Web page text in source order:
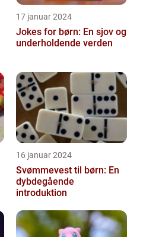
17 januar 2024
Jokes for børn: En sjov og
underholdende verden
16 januar 2024
Svømmevest til børn: En
dybdegående
introduktion